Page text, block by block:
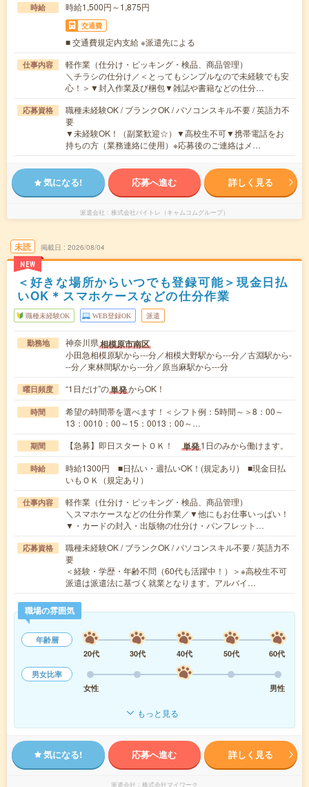
時給 時給1,500円～1,875円
交通費
■ 交通費規定内支給 ※派遣先による
仕事内容
軽作業（仕分け・ピッキング・検品、商品管理）
＼チラシの仕分け／＜とってもシンプルなので未経験でも安
心！＞▼封入作業及び梱包▼雑誌や書籍などの仕分…
応募資格
職種未経験OK / ブランクOK / パソコンスキル不要 / 英語力不
要
▼未経験OK！（副業歓迎☆）▼高校生不可▼携帯電話をお
持ちの方（業務連絡に使用）※応募後のご連絡はメ…
気になる! 応募へ進む 詳しく見る
派遣会社 株式会社バイトレ（キャムコムグループ）
未読
NEW
掲載日 2026/08/04
＜好きな場所からいつでも登録可能＞現金日払
いOK＊スマホケースなどの仕分作業
職種未経験OK WEB登録OK 派遣
勤務地 神奈川県相模原市南区
小田急相模原駅から---分／相模大野駅から---分／古淵駅から-
--分／東林間駅から---分／原当麻駅から---分
曜日頻度 “1日だけ”の単発からOK！
時間
希望の時間帯を選べます！＜シフト例：5時間～＞8：00～
13：0010：00～15：0013：00～…
期間 【急募】即日スタートＯＫ！ 単発1日のみから働けます。
時給
時給1300円 ■日払い・週払いOK！(規定あり) ■現金日払
いもＯＫ（規定あり）
仕事内容
軽作業（仕分け・ピッキング・検品、商品管理）
＼スマホケースなどの仕分作業／▼他にもお仕事いっぱい！
▼・カードの封入・出版物の仕分け・パンフレット…
応募資格
職種未経験OK / ブランクOK / パソコンスキル不要 / 英語力不
要
＜経験・学歴・年齢不問（60代も活躍中！）＞※高校生不可
派遣は派遣法に基づく就業となります。アルバイ…
職場の雰囲気
年齢層
20代
30代 40代 50代
60代
男女比率
女性
男性
もっと見る
気になる! 応募へ進む 詳しく見る
派遣会社 株式会社マイワーク